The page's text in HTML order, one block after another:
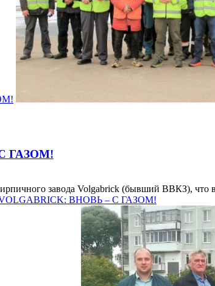
ГАЗОМ!
завода Volgabrick (бывший ВВКЗ), что в
VOLGABRICK: ВНОВЬ – С ГАЗОМ!